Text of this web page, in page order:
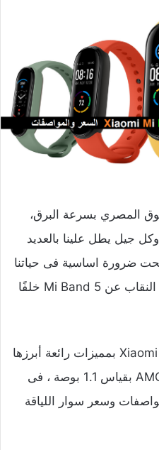
المصري بسرعة البرق،
جيل يطل علينا بالعديد
ضرورة اساسية فى حياتنا
اليومية، كشفت شركة شاومى النقاب عن Mi Band 5 خلفًا
يأتى سوار اللياقة Xiaomi Mi Band 5 بمميزات رائعة أبرزها
الشاشة الملونة من نوع AMOLED بقياس 1.1 بوصة ، فى
وسعر سوار اللياقة